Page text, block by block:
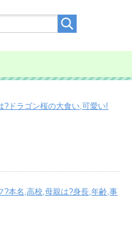
?ドラゴン桜の大食い,可愛い!
?本名,高校,母親は?身長,年齢,事